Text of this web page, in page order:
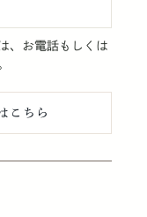
、お電話もしくは
こちら